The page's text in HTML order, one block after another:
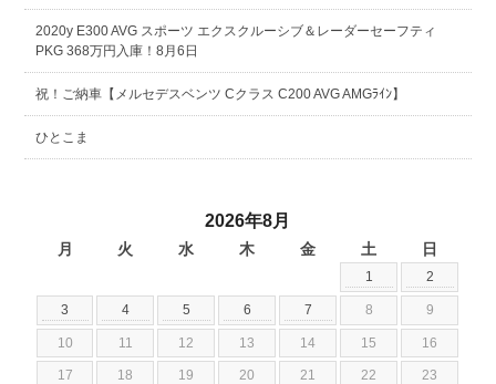
2020y E300 AVG スポーツ エクスクルーシブ＆レーダーセーフティ
PKG 368万円入庫！8月6日
祝！ご納車【メルセデスベンツ Cクラス C200 AVG AMGﾗｲﾝ】
ひとこま
2026年8月
月 火 水 木 金 土 日
1 2
3 4 5 6 7 8 9
10 11 12 13 14 15 16
17 18 19 20 21 22 23